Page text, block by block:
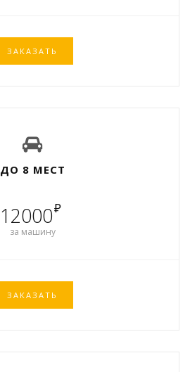
ЗАКАЗАТЬ
ДО 8 МЕСТ
12000₽
за машину
ЗАКАЗАТЬ